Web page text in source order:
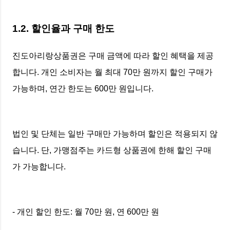
1.2. 할인율과 구매 한도
진도아리랑상품권은 구매 금액에 따라 할인 혜택을 제공
합니다. 개인 소비자는 월 최대 70만 원까지 할인 구매가
가능하며, 연간 한도는 600만 원입니다.
법인 및 단체는 일반 구매만 가능하며 할인은 적용되지 않
습니다. 단, 가맹점주는 카드형 상품권에 한해 할인 구매
가 가능합니다.
- 개인 할인 한도: 월 70만 원, 연 600만 원